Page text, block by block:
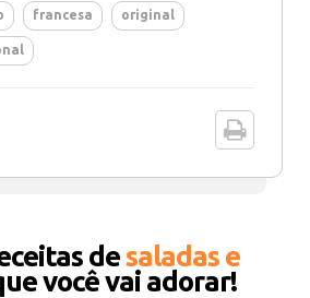
francesa original
desaladas e
você vai adorar!